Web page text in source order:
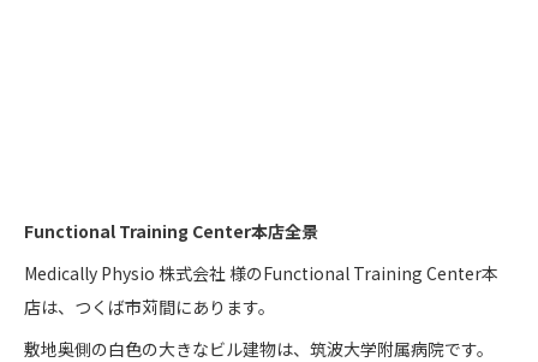
Functional Training Center本店全景
Medically Physio 株式会社 様のFunctional Training Center本
店は、つくば市苅間にあります。
敷地奥側の白色の大きなビル建物は、筑波大学附属病院です。